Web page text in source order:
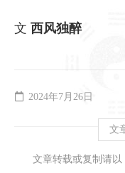
文 西风独醉
2024年7月26日
文
文章转载或复制请以